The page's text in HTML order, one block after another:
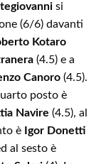
si
(6/6) davanti
Kotaro
(4.5) e a
Canoro (4.5).
posto è
Navire (4.5), al
è Igor Donetti
al sesto è